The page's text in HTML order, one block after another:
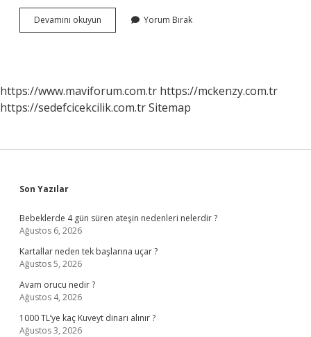
Devamını okuyun
Duygu
Şey
Mi
Yorum Bırak
https://www.maviforum.com.tr https://mckenzy.com.tr
https://sedefcicekcilik.com.trSitemap
Sidebar
Son Yazılar
Bebeklerde 4 gün süren ateşin nedenleri nelerdir ?
Ağustos 6, 2026
Kartallar neden tek başlarına uçar ?
Ağustos 5, 2026
Avam orucu nedir ?
Ağustos 4, 2026
1000 TL’ye kaç Kuveyt dinarı alınır ?
Ağustos 3, 2026